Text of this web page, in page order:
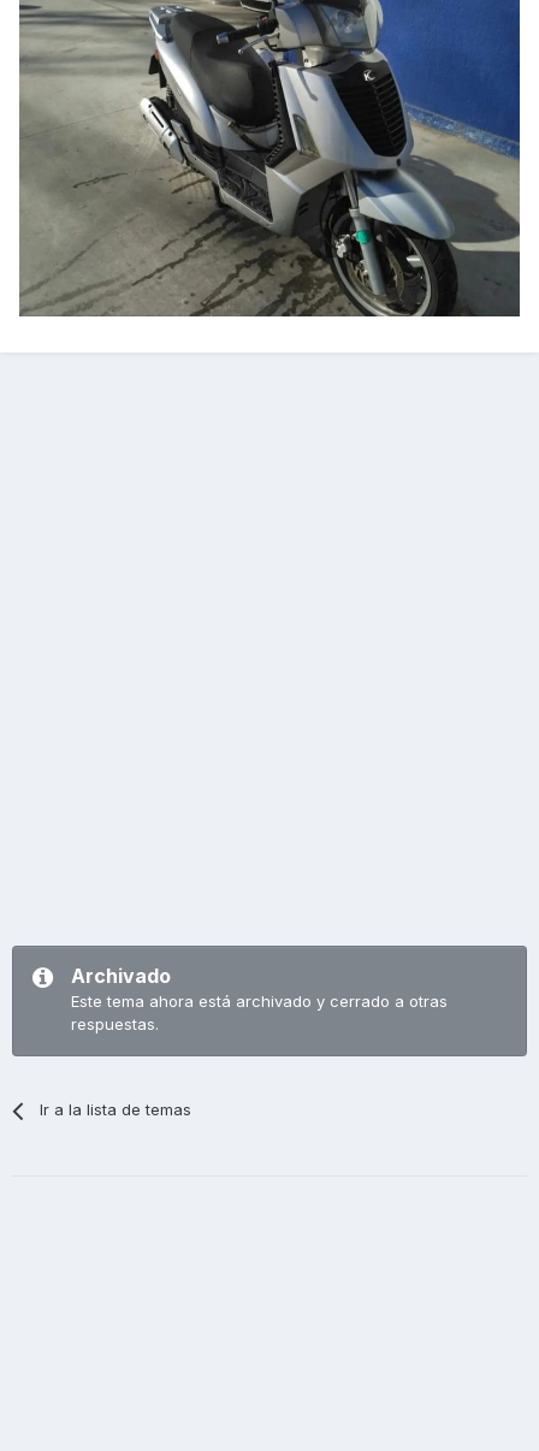
Archivado
Este tema ahora está archivado y cerrado a otras
respuestas.
Ir a la lista de temas